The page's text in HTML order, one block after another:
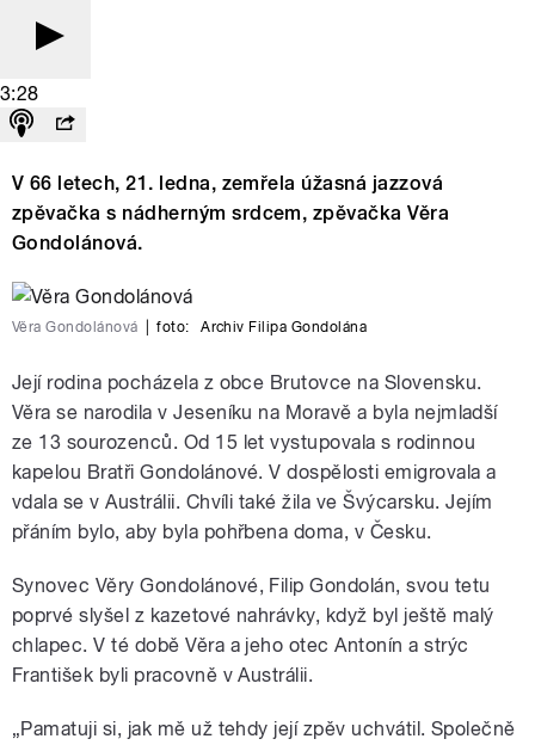
3:28
V 66 letech, 21. ledna, zemřela úžasná jazzová
zpěvačka s nádherným srdcem, zpěvačka Věra
Gondolánová.
Věra Gondolánová foto: Archiv Filipa Gondolána
Její rodina pocházela z obce Brutovce na Slovensku.
Věra se narodila v Jeseníku na Moravě a byla nejmladší
ze 13 sourozenců. Od 15 let vystupovala s rodinnou
kapelou Bratři Gondolánové. V dospělosti emigrovala a
vdala se v Austrálii. Chvíli také žila ve Švýcarsku. Jejím
přáním bylo, aby byla pohřbena doma, v Česku.
Synovec Věry Gondolánové, Filip Gondolán, svou tetu
poprvé slyšel z kazetové nahrávky, když byl ještě malý
chlapec. V té době Věra a jeho otec Antonín a strýc
František byli pracovně v Austrálii.
„Pamatuji si, jak mě už tehdy její zpěv uchvátil. Společně